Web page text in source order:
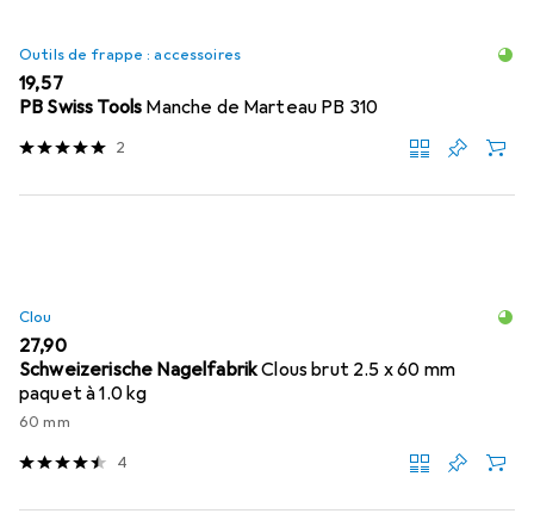
Outils de frappe : accessoires
EUR
19,57
PB Swiss Tools Manche de Marteau PB 310
2
Clou
EUR
27,90
Schweizerische NagelfabrikClous brut 2.5 x 60 mm
paquet à 1.0 kg
60 mm
4